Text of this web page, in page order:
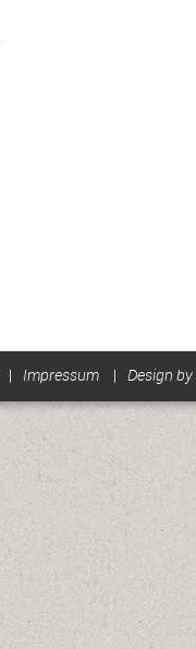
Impressum Design